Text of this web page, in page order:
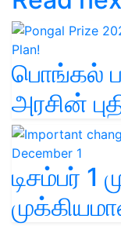
பொங்கல்
அரசின்
டிசம்பர் 1